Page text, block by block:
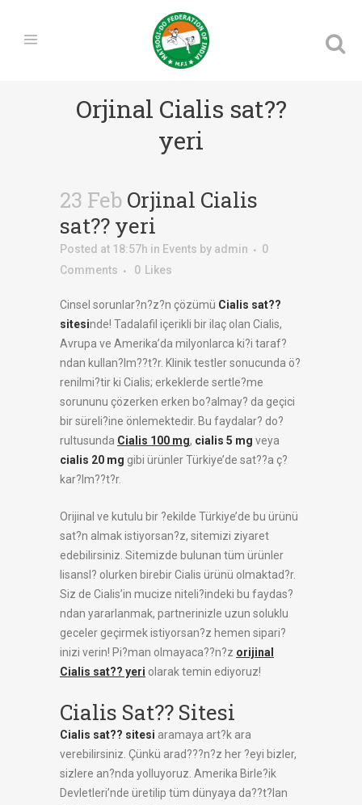
Orjinal Cialis sat??
yeri
23 Feb Orjinal Cialis
sat?? yeri
Posted at 18:57h in Events by admin
0
Comments
0 Likes
Cinsel sorunlar?n?z?n çözümü Cialis sat??
sitesinde! Tadalafil içerikli bir ilaç olan Cialis,
Avrupa ve Amerika’da milyonlarca ki?i taraf?
ndan kullan?lm??t?r. Klinik testler sonucunda ö?
renilmi?tir ki Cialis; erkeklerde sertle?me
sorununu çözerken erken bo?almay? da geçici
bir süreli?ine önlemektedir. Bu faydalar? do?
rultusunda Cialis 100 mg, cialis 5 mg veya
cialis 20 mg gibi ürünler Türkiye’de sat??a ç?
kar?lm??t?r.
Orijinal ve kutulu bir ?ekilde Türkiye’de bu ürünü
sat?n almak istiyorsan?z, sitemizi ziyaret
edebilirsiniz. Sitemizde bulunan tüm ürünler
lisansl? olurken birebir Cialis ürünü olmaktad?r.
Siz de Cialis’in mucize niteli?indeki bu faydas?
ndan yararlanmak, partnerinizle uzun soluklu
geceler geçirmek istiyorsan?z hemen sipari?
inizi verin! Pi?man olmayaca??n?z orijinal
Cialis sat?? yeri olarak temin ediyoruz!
Cialis Sat?? Sitesi
Cialis sat?? sitesi aramaya art?k ara
verebilirsiniz. Çünkü arad???n?z her ?eyi bizler,
sizlere an?nda yolluyoruz. Amerika Birle?ik
Devletleri’nde üretilip tüm dünyaya da??t?lan